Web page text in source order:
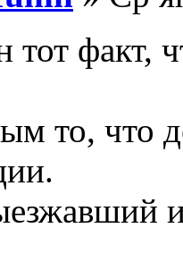
факт,
то, что